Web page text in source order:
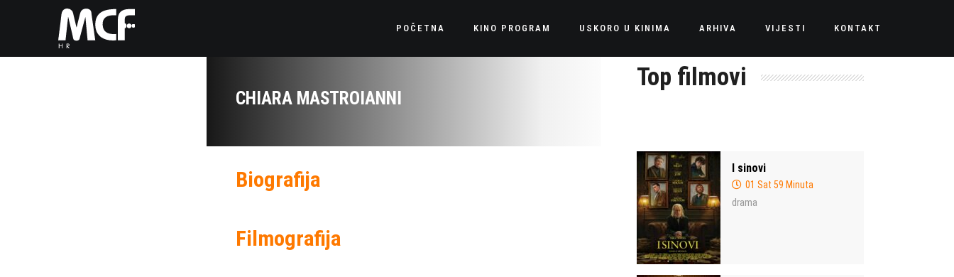
POČETNA KINO PROGRAM USKORO U KINIMA ARHIVA VIJESTI KONTAKT
CHIARA MASTROIANNI
Biografija
Filmografija
Top filmovi
I sinovi
01 Sat 59 Minuta
drama